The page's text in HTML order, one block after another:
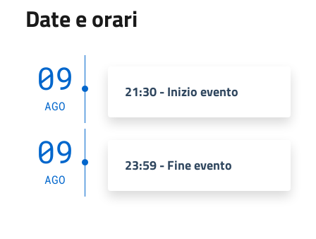
Date e orari
09
AGO
21:30 - Inizio evento
09
AGO
23:59 - Fine evento